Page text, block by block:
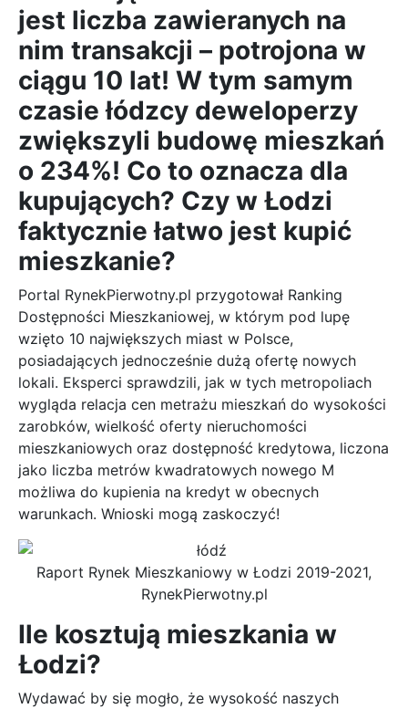
jest liczba zawieranych na
nim transakcji – potrojona w
ciągu 10 lat! W tym samym
czasie łódzcy deweloperzy
zwiększyli budowę mieszkań
o 234%! Co to oznacza dla
kupujących? Czy w Łodzi
faktycznie łatwo jest kupić
mieszkanie?
Portal RynekPierwotny.pl przygotował Ranking
Dostępności Mieszkaniowej, w którym pod lupę
wzięto 10 największych miast w Polsce,
posiadających jednocześnie dużą ofertę nowych
lokali. Eksperci sprawdzili, jak w tych metropoliach
wygląda relacja cen metrażu mieszkań do wysokości
zarobków, wielkość oferty nieruchomości
mieszkaniowych oraz dostępność kredytowa, liczona
jako liczba metrów kwadratowych nowego M
możliwa do kupienia na kredyt w obecnych
warunkach. Wnioski mogą zaskoczyć!
Raport Rynek Mieszkaniowy w Łodzi 2019-2021,
RynekPierwotny.pl
Ile kosztują mieszkania w
Łodzi?
Wydawać by się mogło, że wysokość naszych